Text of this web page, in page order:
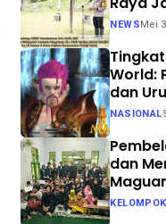
NEWS Mei
World:
dan
NASIONAL
dan